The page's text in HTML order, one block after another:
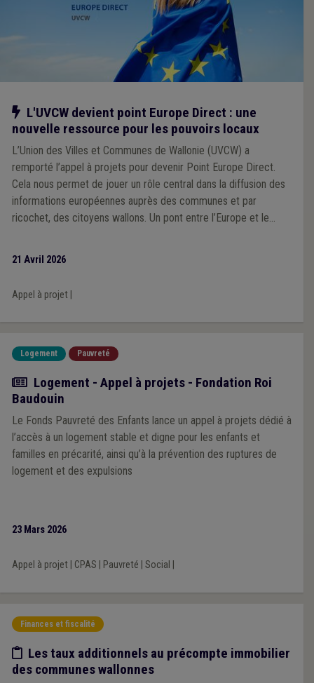
Notre action
L'UVCW devient point Europe Direct : une
nouvelle ressource pour les pouvoirs locaux
L’Union des Villes et Communes de Wallonie (UVCW) a
remporté l’appel à projets pour devenir Point Europe Direct.
Cela nous permet de jouer un rôle central dans la diffusion des
informations européennes auprès des communes et par
ricochet, des citoyens wallons. Un pont entre l’Europe et le
21 Avril 2026
Appel à projet|
Logement Pauvreté
Actualité
Logement - Appel à projets - Fondation Roi
Baudouin
Le Fonds Pauvreté des Enfants lance un appel à projets dédié à
l’accès à un logement stable et digne pour les enfants et
familles en précarité, ainsi qu’à la prévention des ruptures de
logement et des expulsions
23 Mars 2026
Appel à projet| CPAS Pauvreté Social
Finances et fiscalité
Etude/chiffres
Les taux additionnels au précompte immobilier
des communes wallonnes